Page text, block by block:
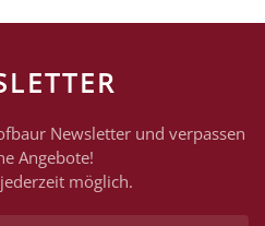
Newsletter und verpassen
Angebote!
möglich.